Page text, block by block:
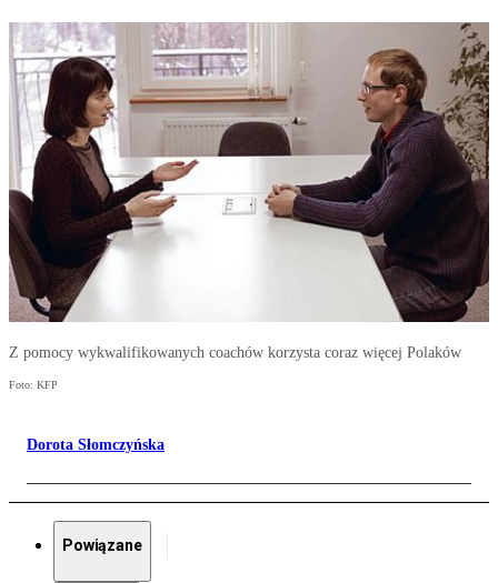
Z pomocy wykwalifikowanych coachów korzysta coraz więcej Polaków
Foto: KFP
Dorota Słomczyńska
Powiązane